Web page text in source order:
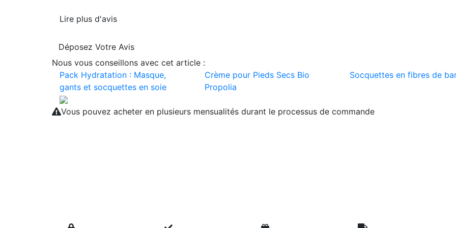
Lire plus d'avis
Déposez Votre Avis
Nous vous conseillons avec cet article :
Pack Hydratation : Masque,
gants et socquettes en soie
Crème pour Pieds Secs Bio
Propolia
Socquettes en fibres de
Vous pouvez acheter en plusieurs mensualités durant le processus de commande